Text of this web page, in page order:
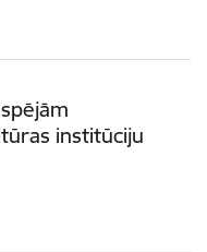
institūciju